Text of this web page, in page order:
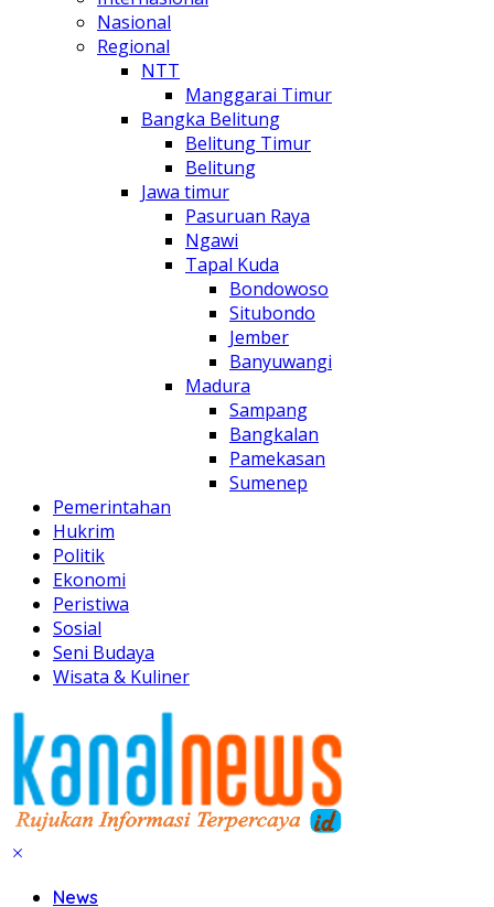
Nasional
Regional
NTT
Manggarai Timur
Bangka Belitung
Belitung Timur
Belitung
Jawa timur
Pasuruan Raya
Ngawi
Tapal Kuda
Bondowoso
Situbondo
Jember
Banyuwangi
Madura
Sampang
Bangkalan
Pamekasan
Sumenep
Pemerintahan
Hukrim
Politik
Ekonomi
Peristiwa
Sosial
Seni Budaya
Wisata & Kuliner
News